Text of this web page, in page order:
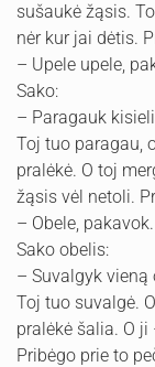
sušaukė žąsis.
nėr kur jai dėtis.
– Upele upele,
Sako:
– Paragauk
Toj tuo paragau,
pralėkė. O toj
žąsis vėl netoli.
– Obele, pakavok.
Sako obelis:
– Suvalgyk
Toj tuo suvalgė.
pralėkė šalia. O
Pribėgo prie to